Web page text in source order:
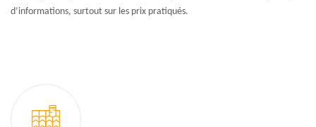
d’informations, surtout sur les prix pratiqués.